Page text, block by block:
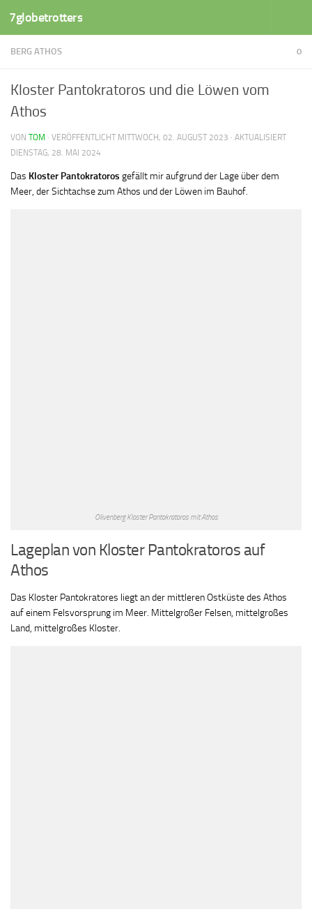
Zum Inhalt springen
7globetrotters
BERG ATHOS 0
Kloster Pantokratoros und die Löwen vom
Athos
VON TOM · VERÖFFENTLICHT MITTWOCH, 02. AUGUST 2023 · AKTUALISIERT
DIENSTAG, 28. MAI 2024
Das Kloster Pantokratoros gefällt mir aufgrund der Lage über dem
Meer, der Sichtachse zum Athos und der Löwen im Bauhof.
Olivenberg Kloster Pantokratoros mit Athos
Lageplan von Kloster Pantokratoros auf
Athos
Das Kloster Pantokratores liegt an der mittleren Ostküste des Athos
auf einem Felsvorsprung im Meer. Mittelgroßer Felsen, mittelgroßes
Land, mittelgroßes Kloster.